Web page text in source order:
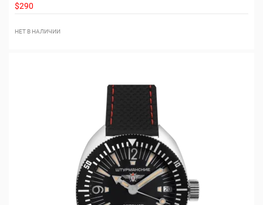
$290
НЕТ В НАЛИЧИИ